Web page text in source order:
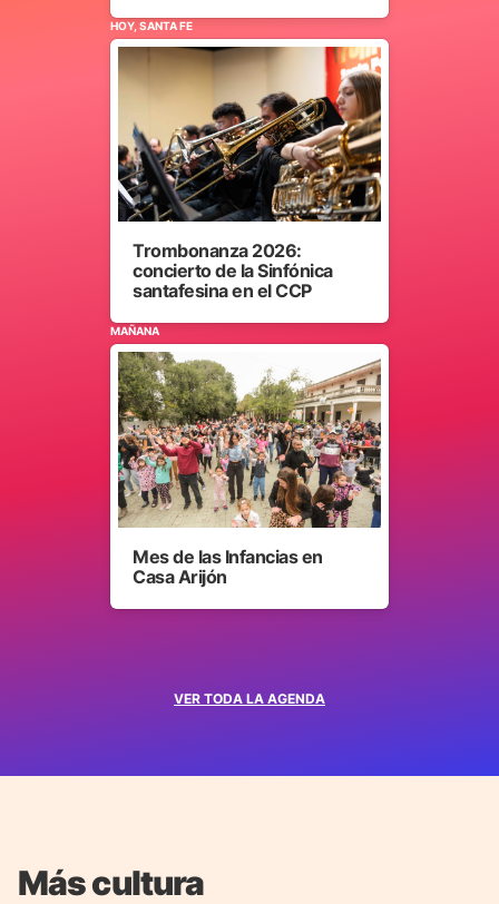
VER TODA LA AGENDA
HOY, SANTA FE
Trombonanza 2026:
concierto de la Sinfónica
santafesina en el CCP
MAÑANA
Mes de las Infancias en
Casa Arijón
Más cultura